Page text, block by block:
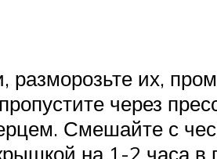
разморозьте их,
через
Смешайте с
на 1-2 часа в